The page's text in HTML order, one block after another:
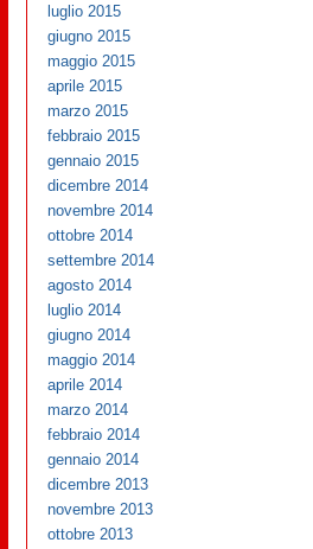
luglio 2015
giugno 2015
maggio 2015
aprile 2015
marzo 2015
febbraio 2015
gennaio 2015
dicembre 2014
novembre 2014
ottobre 2014
settembre 2014
agosto 2014
luglio 2014
giugno 2014
maggio 2014
aprile 2014
marzo 2014
febbraio 2014
gennaio 2014
dicembre 2013
novembre 2013
ottobre 2013